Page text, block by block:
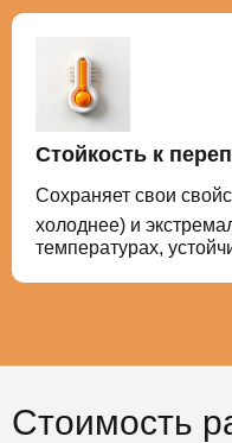
Стойкость к
Сохраняет свои
холоднее) и
температурах,
Стоимость